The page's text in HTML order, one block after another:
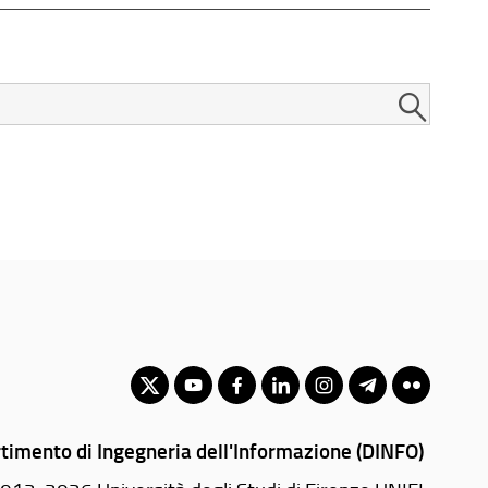
di Ingegneria dell'Informazione (DINFO)